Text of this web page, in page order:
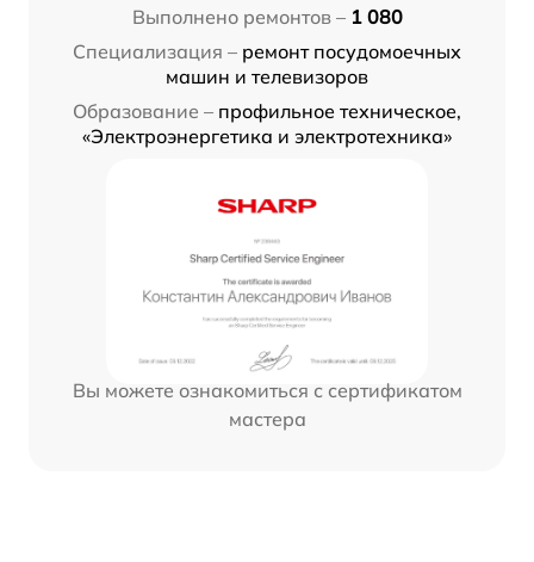
Выполнено ремонтов – 1 080
Специализация – ремонт посудомоечных
машин и телевизоров
Образование – профильное техническое,
«Электроэнергетика и электротехника»
Вы можете ознакомиться с сертификатом
мастера